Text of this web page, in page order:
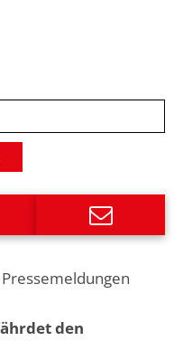
Pressemeldungen
den